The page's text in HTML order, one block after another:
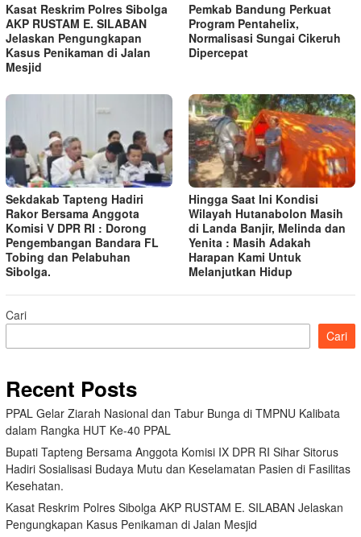
Kasat Reskrim Polres Sibolga
AKP RUSTAM E. SILABAN
Jelaskan Pengungkapan
Kasus Penikaman di Jalan
Mesjid
Pemkab Bandung Perkuat
Program Pentahelix,
Normalisasi Sungai Cikeruh
Dipercepat
Sekdakab Tapteng Hadiri
Rakor Bersama Anggota
Komisi V DPR RI : Dorong
Pengembangan Bandara FL
Tobing dan Pelabuhan
Sibolga.
Hingga Saat Ini Kondisi
Wilayah Hutanabolon Masih
di Landa Banjir, Melinda dan
Yenita : Masih Adakah
Harapan Kami Untuk
Melanjutkan Hidup
Cari
Cari
Recent Posts
PPAL Gelar Ziarah Nasional dan Tabur Bunga di TMPNU Kalibata
dalam Rangka HUT Ke-40 PPAL
Bupati Tapteng Bersama Anggota Komisi IX DPR RI Sihar Sitorus
Hadiri Sosialisasi Budaya Mutu dan Keselamatan Pasien di Fasilitas
Kesehatan.
Kasat Reskrim Polres Sibolga AKP RUSTAM E. SILABAN Jelaskan
Pengungkapan Kasus Penikaman di Jalan Mesjid